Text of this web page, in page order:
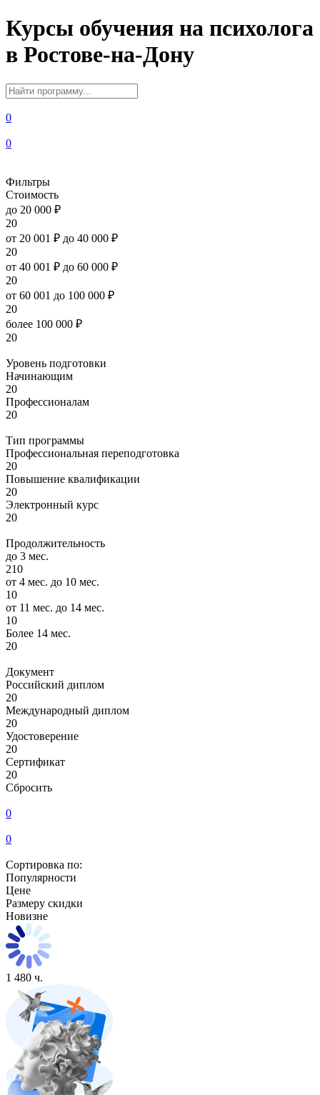
Курсы обучения на психолога
в Ростове-на-Дону
0
0
Фильтры
Стоимость
до 20 000 ₽
20
от 20 001 ₽ до 40 000 ₽
20
от 40 001 ₽ до 60 000 ₽
20
от 60 001 до 100 000 ₽
20
более 100 000 ₽
20
Уровень подготовки
Начинающим
20
Профессионалам
20
Тип программы
Профессиональная переподготовка
20
Повышение квалификации
20
Электронный курс
20
Продолжительность
до 3 мес.
210
от 4 мес. до 10 мес.
10
от 11 мес. до 14 мес.
10
Более 14 мес.
20
Документ
Российский диплом
20
Международный диплом
20
Удостоверение
20
Сертификат
20
Сбросить
0
0
Сортировка по:
Популярности
Цене
Размеру скидки
Новизне
1 480 ч.